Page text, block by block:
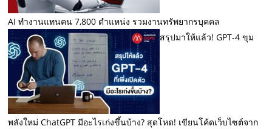
AI ทำงานแทนคน 7,800 ตำแหน่ง รวมงานทรัพยากรบุคคล
สรุปมาให้แล้ว! GPT-4 ขุม
พลังใหม่ ChatGPT มีอะไรเก่งขึ้นบ้าง? สุดโหด! เขียนโค้ดเว็บไซต์จาก